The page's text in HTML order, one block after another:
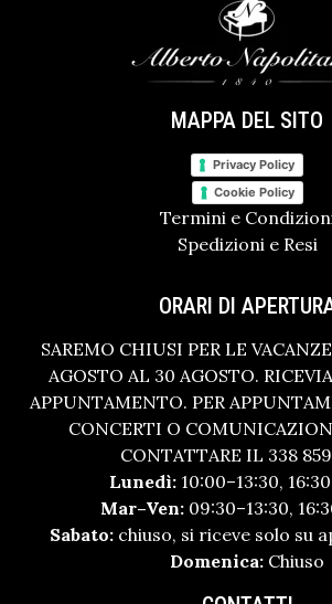
MAPPA DEL SITO
Privacy Policy
Cookie Policy
Termini e
Spedizioni e Resi
ORARI DI
SAREMO CHIUSI PER LE
AGOSTO AL 30 AGOSTO.
APPUNTAMENTO. PER
CONCERTI O
CONTATTARE IL 338
Lunedì: 10:00–13:30,
Mar–Ven:09:30–13:30,
Sabato: chiuso, si riceve solo su
Domenica: Chiuso